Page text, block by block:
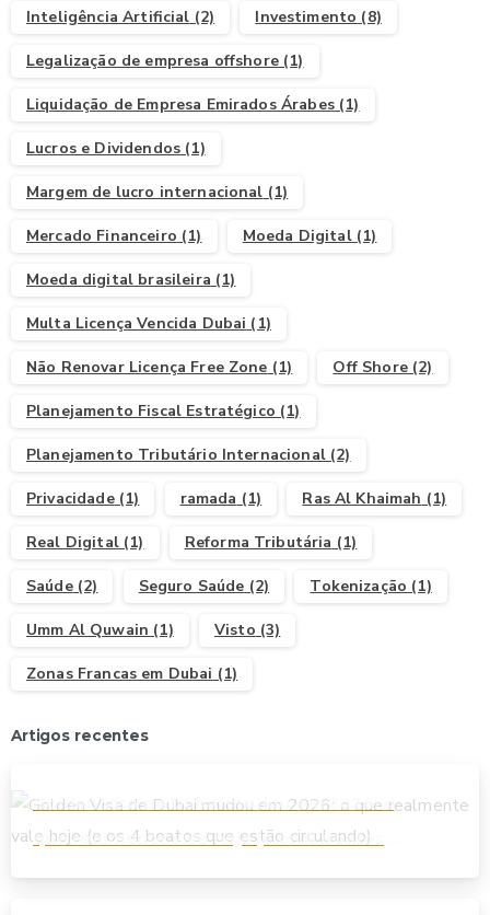
Inteligência Artificial (2) Investimento (8)
Legalização de empresa offshore(1)
Liquidação de Empresa Emirados Árabes(1)
Lucros e Dividendos (1)
Margem de lucro internacional (1)
Mercado Financeiro (1) Moeda Digital(1)
Moeda digital brasileira (1)
Multa Licença Vencida Dubai (1)
Não Renovar Licença Free Zone (1) Off Shore(2)
Planejamento Fiscal Estratégico (1)
Planejamento Tributário Internacional(2)
Privacidade(1) ramada (1) Ras Al Khaimah (1)
Real Digital(1) Reforma Tributária (1)
Saúde(2) Seguro Saúde (2) Tokenização (1)
Umm Al Quwain (1) Visto (3)
Zonas Francas em Dubai (1)
Artigos recentes
Golden Visa de Dubai mudou em 2026: o
que realmente vale hoje (e os 4 boatos